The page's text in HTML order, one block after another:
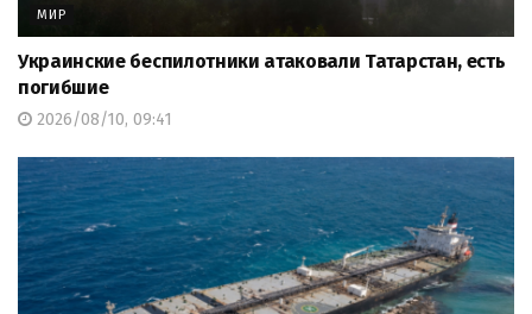
МИР
Украинские беспилотники атаковали Татарстан, есть
погибшие
2026/08/10, 09:41